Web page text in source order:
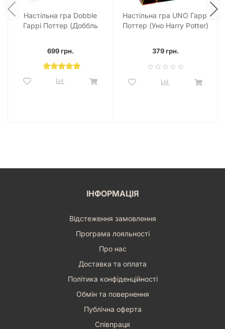
Настільна гра Dobble
Гаррі Поттер (Доббль
699 грн.
Настільна гра UNO Гаррі
Поттер (Уно Harry Potter)
379 грн.
ІНФОРМАЦІЯ
Відстеження замовлення
Програма лояльності
Про нас
Доставка та оплата
Політика конфіденційності
Обмін та повернення
Публічна оферта
Співпраця